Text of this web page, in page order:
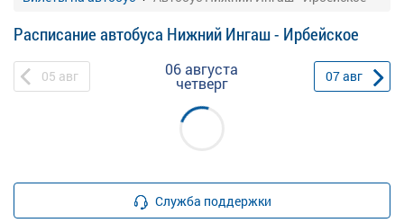
Расписание автобуса Нижний Ингаш - Ирбейское
05 авг 06 августа
четверг 07авг
Служба поддержки